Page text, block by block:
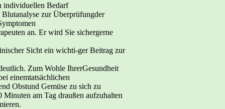
individuellen Bedarf
zur Überprüfungder
an. Er wird Sie sichergerne
Sicht ein wichti-ger Beitrag zur
Zum Wohle IhrerGesundheit
einemtatsächlichen
Obstund Gemüse zu sich zu
am Tag draußen aufzuhalten